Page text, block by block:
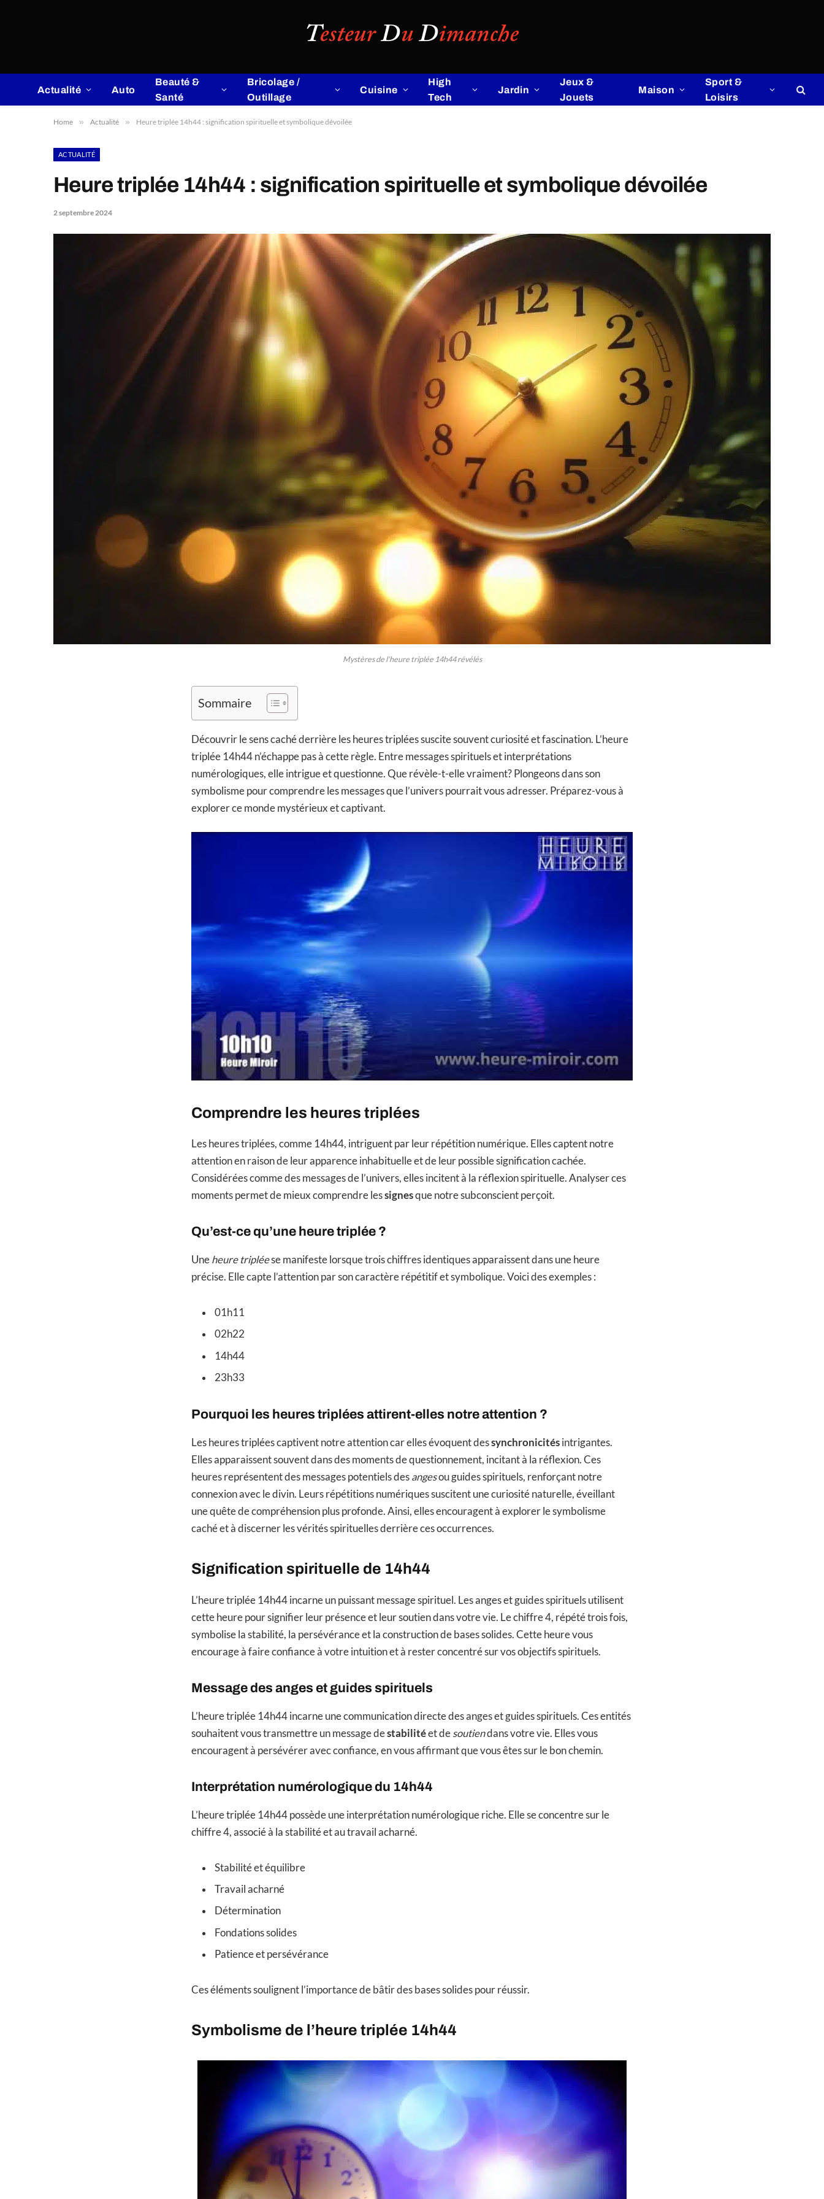
Actualité Auto
Beauté &
Santé
Bricolage /
Outillage
Cuisine
High
Tech
Jardin
Jeux &
Jouets
Maison
Sport &
Loisirs
Home » Actualité » Heure triplée 14h44 : signification spirituelle et symbolique dévoilée
ACTUALITÉ
Heure triplée 14h44 : signification spirituelle et symbolique dévoilée
2 septembre 2024
Mystères de l'heure triplée 14h44 révélés
Sommaire
Découvrir le sens caché derrière les heures triplées suscite souvent curiosité et fascination. L’heure
triplée 14h44 n’échappe pas à cette règle. Entre messages spirituels et interprétations
numérologiques, elle intrigue et questionne. Que révèle-t-elle vraiment? Plongeons dans son
symbolisme pour comprendre les messages que l’univers pourrait vous adresser. Préparez-vous à
explorer ce monde mystérieux et captivant.
Comprendre les heures triplées
Les heures triplées, comme 14h44, intriguent par leur répétition numérique. Elles captent notre
attention en raison de leur apparence inhabituelle et de leur possible signification cachée.
Considérées comme des messages de l’univers, elles incitent à la réflexion spirituelle. Analyser ces
moments permet de mieux comprendre lessignesque notre subconscient perçoit.
Qu’est-ce qu’une heure triplée ?
Une heure tripléese manifeste lorsque trois chiffres identiques apparaissent dans une heure
précise. Elle capte l’attention par son caractère répétitif et symbolique. Voici des exemples :
01h11
02h22
14h44
23h33
Pourquoi les heures triplées attirent-elles notre attention ?
Les heures triplées captivent notre attention car elles évoquent dessynchronicités intrigantes.
Elles apparaissent souvent dans des moments de questionnement, incitant à la réflexion. Ces
heures représentent des messages potentiels des angesou guides spirituels, renforçant notre
connexion avec le divin. Leurs répétitions numériques suscitent une curiosité naturelle, éveillant
une quête de compréhension plus profonde. Ainsi, elles encouragent à explorer le symbolisme
caché et à discerner les vérités spirituelles derrière ces occurrences.
Signification spirituelle de 14h44
L’heure triplée 14h44 incarne un puissant message spirituel. Les anges et guides spirituels utilisent
cette heure pour signifier leur présence et leur soutien dans votre vie. Le chiffre 4, répété trois fois,
symbolise la stabilité, la persévérance et la construction de bases solides. Cette heure vous
encourage à faire confiance à votre intuition et à rester concentré sur vos objectifs spirituels.
Message des anges et guides spirituels
L’heure triplée 14h44 incarne une communication directe des anges et guides spirituels. Ces entités
souhaitent vous transmettre un message destabilitéet de soutiendans votre vie. Elles vous
encouragent à persévérer avec confiance, en vous affirmant que vous êtes sur le bon chemin.
Interprétation numérologique du 14h44
L’heure triplée 14h44 possède une interprétation numérologique riche. Elle se concentre sur le
chiffre 4, associé à la stabilité et au travail acharné.
Stabilité et équilibre
Travail acharné
Détermination
Fondations solides
Patience et persévérance
Ces éléments soulignent l’importance de bâtir des bases solides pour réussir.
Symbolisme de l’heure triplée 14h44